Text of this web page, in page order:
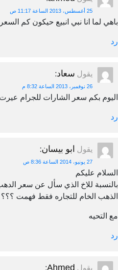
25 أغسطس، 2013 الساعة 11:17 ص
باهي لما انا نبي انبيع حيكون كم السعر
رد
يقول سعاد:
26 نوفمبر، 2013 الساعة 8:32 م
اليوم بكم سعر الشارات للجرام عيرت ٢١' ١٨الإيطالي
رد
يقول ابو بيسان:
27 يونيو، 2014 الساعة 8:36 ص
السلام عليكم
الذهب الخام للتجاره فقط فهمت
مع التحيه
رد
يقول Ahmed
: